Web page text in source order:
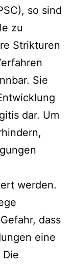
so sind
zu
Strikturen
Sie
dar. Um
werden.
dass
eine